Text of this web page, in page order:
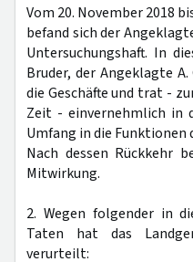
Vom 20. November 2018
befand sich der
Untersuchungshaft. In
Bruder, der Angeklagte
die Geschäfte und trat -
Zeit - einvernehmlich in
Umfang in die Funktionen
Nach dessen Rückkehr
Mitwirkung.
2. Wegen folgender in
Taten hat das
verurteilt: